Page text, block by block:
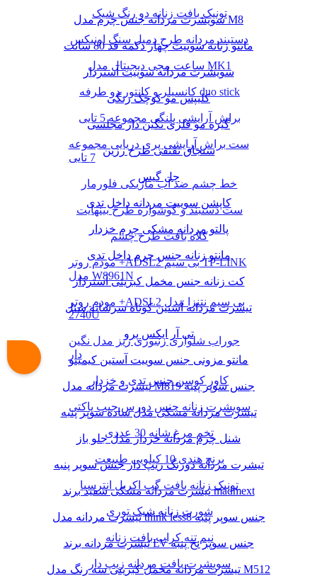
تونیک بافت زنانه دو رنگ شیک
دستبند مردانه طرح دمبل سنگ اونیکس
ساعت مچی دیجیتال مدل MK1
کانسیلر و کانتور دو طرفه duo stick
براش آرایشی پلنگی مجموعه 5 تایی
ست براش آرایشی پری دریایی مجموعه
7 تایی
خط چشم ضد آب ماژیکی فلورمار
ست دستبند و گوشواره طرح بینهایت
کلاه بافت طرح چشم
مودم روتر +ADSL2 بی سیم TP-LINK
مدل W8961N
مودم روتر +ADSL2 بی سیم نتنزا مدل
2740U
جوراب شلواری زنبوری ریز مدل نگین
دار
کاور کوسن جنس تدی و خزدار
سویشرت زنانه جنس دورس جیب پاکتی
تخم مرغ شانه 30 عددی
برنج هندی 10 کیلویی طبیعت
تونیک زنانه بافت گپ اکریل انترسیا
شورت زنانه شیک توری
نیم تنه کراپ بافت زنانه
سویشرت بافت مردانه زیپ دار
سویشرت مردانه جنس چرم مدل M8
مانتو زنانه سوییت چهار دکمه قد 80 سانت
سویشرت مردانه سوییت آستردار
کلیپس مو کوچک رنگی
گیره مو فلزی نگین دار مجلسی
سنجاق تقتقی طرح رزین
چل گیس
کاپشن سوییت مردانه داخل تدی
پالتو مردانه مشکی چرم خزدار
مانتو زنانه جنس چرم داخل تدی
کت زنانه جنس مخمل کبریتی آستردار
تیشرت مردانه آستین کوتاه سرشانه شنل
تی آر ایکس پرو
مانتو مزونی جنس سوییت آستین کیمینو
تیشرت مردانه مدل M819 جنس سوپر پنبه
تیشرت مردانه مشکی مدل ساده سوپر پنبه
شنل چرم مردانه خزدار مدل جلو باز
تیشرت مردانه دورنگ زیپ دار جنس سوپر پنبه
تیشرت مردانه مشکی سفید برند madmext
تیشرت مردانه مدل think less8 جنس سوپر پنبه
تیشرت مردانه برند LV جنس سوپر نخ پنبه
تیشرت مردانه مخمل کبریتی سه رنگ مدل M512